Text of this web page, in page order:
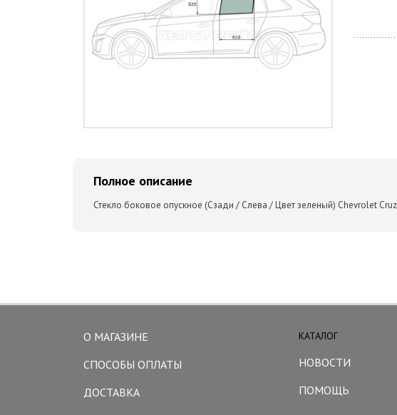
Полное описание
Стекло боковое опускное (Сзади / Слева / Цвет зеленый) Chevrolet
О МАГАЗИНЕ
СПОСОБЫ ОПЛАТЫ
ДОСТАВКА
КАТАЛОГ
НОВОСТИ
ПОМОЩЬ